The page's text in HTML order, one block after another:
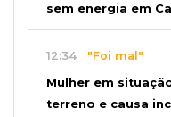
sem energia em
12:34 "Foi mal"
Mulher em
terreno e causa